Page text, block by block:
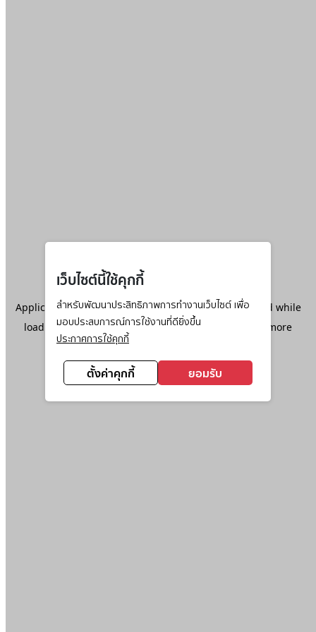
เว็บไซต์นี้ใช้คุกกี้
สำหรับพัฒนาประสิทธิภาพการทำงานเว็บไซต์ เพื่อ
มอบประสบการณ์การใช้งานที่ดียิ่งขึ้น
ประกาศการใช้คุกกี้
ตั้งค่าคุกกี้ ยอมรับ
Application error: aclient-side exception has occurred while
loadingwww.ktc.co.th(see the browser console
for more
information).